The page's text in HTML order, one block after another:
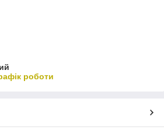
роботи